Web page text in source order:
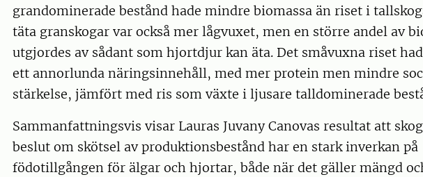
grandominerade bestånd hade mindre biomassa än riset i
täta granskogar var också mer lågvuxet, men en större andel av
utgjordes av sådant som hjortdjur kan äta. Det småvuxna riset
ett annorlunda näringsinnehåll, med mer protein men mindre
stärkelse, jämfört med ris som växte i ljusare talldominerade
Sammanfattningsvis visar Lauras Juvany Canovas resultat att
beslut om skötsel av produktionsbestånd har en stark inverkan på
födotillgången för älgar och hjortar, både när det gäller mängd